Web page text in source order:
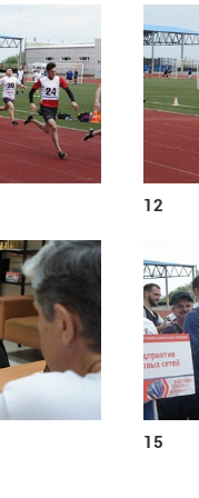
12
15